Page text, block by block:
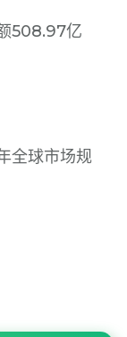
508.97亿
全球市场规